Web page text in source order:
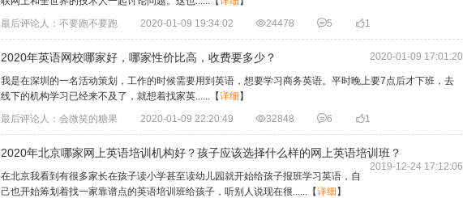
最后评论人：不要跑不要跑
2020-01-09 19:34:02 24478 5 1
2020年英语网校哪家好，哪家性价比高，收费要多少？ 2020-01-09 17:01:20
我是在深圳的一名活动策划，工作的时候需要用到英语，想要学习商务英语。平时晚上要7点后才下班，去
线下的机构学习已经来不及了，就想着找家英...... 【详细 】
最后评论人：会微笑的糖果
2020-01-09 22:20:49 32848 6 1
2020年北京哪家网上英语培训机构好？孩子应该选择什么样的网上英语培训班？
2019-12-24 17:12:06
在北京我看到有很多家长在孩子读小学甚至读幼儿园就开始给孩子报班学习英语，自
己也开始筹划着找一家靠谱点的英语培训班给孩子，听别人说现在很...... 【详细 】